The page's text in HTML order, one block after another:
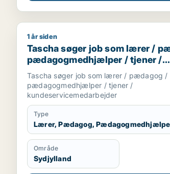
Tascha søger job som lærer /
1 år siden
Tascha søger job som lærer /
pædagogmedhjælper / tjener /
kundeservicemedarbejder
Tascha søger job som lærer / pædagog /
pædagogmedhjælper / tjener /
kundeservicemedarbejder
Type
Lærer, Pædagog,
Område
Sydjylland